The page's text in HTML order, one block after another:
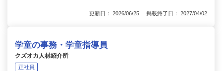
更新日： 2026/06/25 掲載終了日： 2027/04/02
学童の事務・学童指導員
クズオカ人材紹介所
正社員